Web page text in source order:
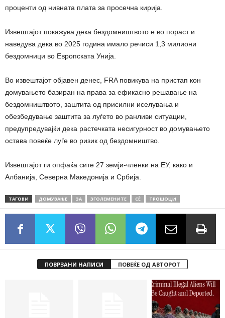
проценти од нивната плата за просечна кирија.
Извештајот покажува дека бездомништвото е во пораст и
наведува дека во 2025 година имало речиси 1,3 милиони
бездомници во Европската Унија.
Во извештајот објавен денес, FRA повикува на пристап кон
домувањето базиран на права за ефикасно решавање на
бездомништвото, заштита од присилни иселувања и
обезбедување заштита за луѓето во ранливи ситуации,
предупредувајќи дека растечката несигурност во домувањето
остава повеќе луѓе во ризик од бездомништво.
Извештајот ги опфаќа сите 27 земји-членки на ЕУ, како и
Албанија, Северна Македонија и Србија.
ТАГОВИ ДОМУВАЊЕ ЗА ЗГОЛЕМЕНИТЕ СÈ ТРОШОЦИ
ПОВРЗАНИ НАПИСИ ПОВЕЌЕ ОД АВТОРОТ